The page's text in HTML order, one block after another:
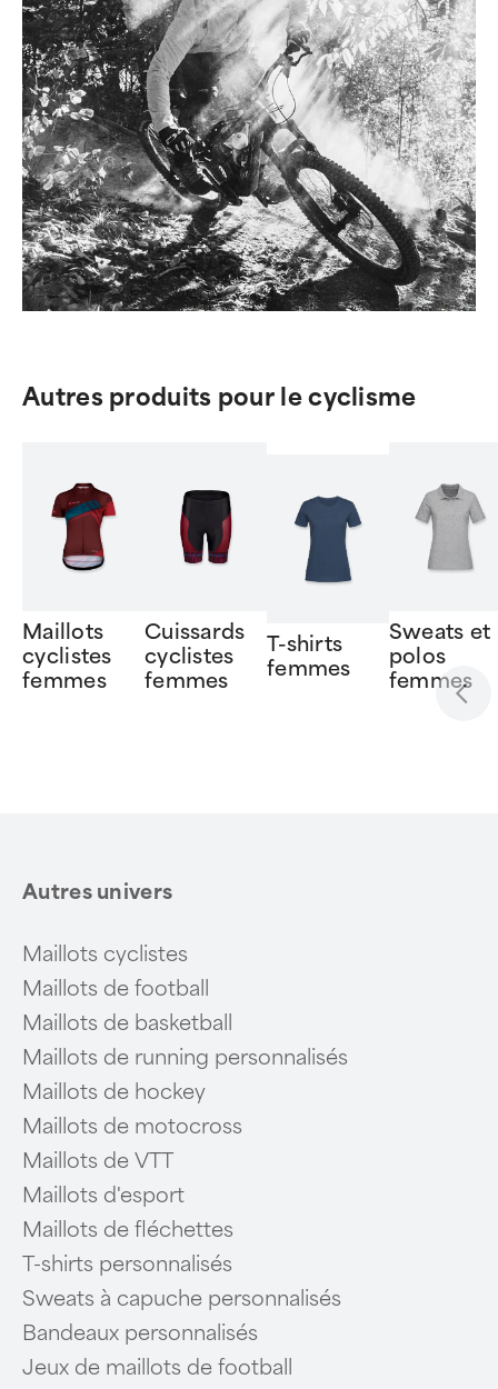
Autres produits pour le cyclisme
Maillots
cyclistes
femmes
Cuissards
cyclistes
femmes
T-shirts
femmes
Sweats et
polos
femmes
Autres univers
Maillots cyclistes
Maillots de football
Maillots de basketball
Maillots de running personnalisés
Maillots de hockey
Maillots de motocross
Maillots de VTT
Maillots d'esport
Maillots de fléchettes
T-shirts personnalisés
Sweats à capuche personnalisés
Bandeaux personnalisés
Jeux de maillots de football